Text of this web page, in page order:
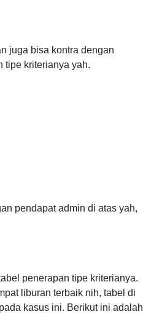
juga bisa kontra dengan
tipe kriterianya yah.
pendapat admin di atas yah,
penerapan tipe kriterianya.
liburan terbaik nih, tabel di
kasus ini. Berikut ini adalah